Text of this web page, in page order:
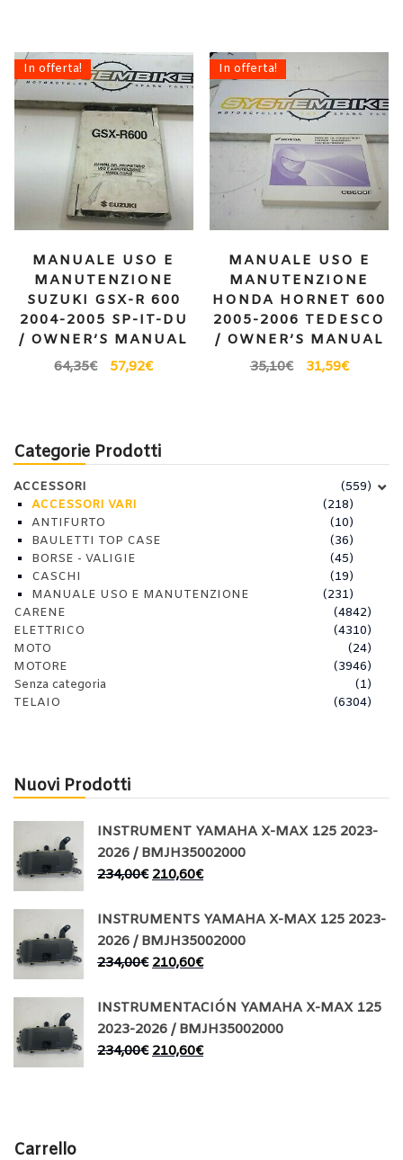
In offerta!
MANUALE USO E
MANUTENZIONE
SUZUKI GSX-R 600
2004-2005 SP-IT-DU
/ OWNER’S MANUAL
64,35€ 57,92€
In offerta!
MANUALE USO E
MANUTENZIONE
HONDA HORNET 600
2005-2006 TEDESCO
/ OWNER’S MANUAL
35,10€ 31,59€
Categorie Prodotti
ACCESSORI
(559)
ACCESSORI VARI
(218)
ANTIFURTO
(10)
BAULETTI TOP CASE
(36)
BORSE - VALIGIE
(45)
CASCHI
(19)
MANUALE USO E MANUTENZIONE
(231)
CARENE
(4842)
ELETTRICO
(4310)
MOTO
(24)
MOTORE
(3946)
Senza categoria
(1)
TELAIO
(6304)
Nuovi Prodotti
INSTRUMENT YAMAHA X-MAX 125 2023-
2026 / BMJH35002000
234,00€ 210,60€
INSTRUMENTS YAMAHA X-MAX 125 2023-
2026 / BMJH35002000
234,00€ 210,60€
INSTRUMENTACIÓN YAMAHA X-MAX 125
2023-2026 / BMJH35002000
234,00€ 210,60€
Carrello